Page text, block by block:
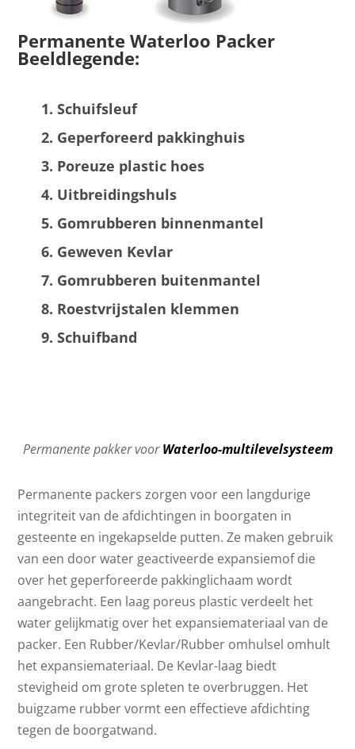
Permanente Waterloo Packer
Beeldlegende:
Schuifsleuf
Geperforeerd pakkinghuis
Poreuze plastic hoes
Uitbreidingshuls
Gomrubberen binnenmantel
Geweven Kevlar
Gomrubberen buitenmantel
Roestvrijstalen klemmen
Schuifband
Permanente pakker voorWaterloo-multilevelsysteem
Permanente packers zorgen voor een langdurige
integriteit van de afdichtingen in boorgaten in
gesteente en ingekapselde putten. Ze maken gebruik
van een door water geactiveerde expansiemof die
over het geperforeerde pakkinglichaam wordt
aangebracht. Een laag poreus plastic verdeelt het
water gelijkmatig over het expansiemateriaal van de
packer. Een Rubber/Kevlar/Rubber omhulsel omhult
het expansiemateriaal. De Kevlar-laag biedt
stevigheid om grote spleten te overbruggen. Het
buigzame rubber vormt een effectieve afdichting
tegen de boorgatwand.